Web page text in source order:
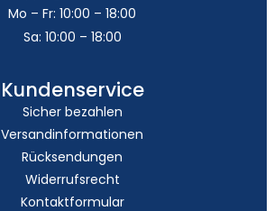
Mo – Fr: 10:00 – 18:00
Sa: 10:00 – 18:00
Kundenservice
Sicher bezahlen
Versandinformationen
Rücksendungen
Widerrufsrecht
Kontaktformular